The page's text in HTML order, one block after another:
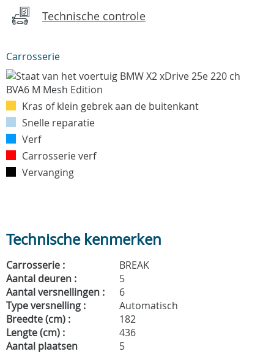
Technische controle
Carrosserie
Kras of klein gebrek aan de buitenkant
Snelle reparatie
Verf
Carrosserie verf
Vervanging
Technische kenmerken
Carrosserie :
BREAK
Aantal deuren :
5
Aantal versnellingen :
6
Type versnelling :
Automatisch
Breedte (cm) :
182
Lengte (cm) :
436
Aantal plaatsen
5